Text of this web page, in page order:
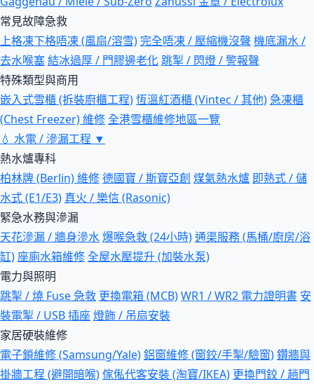
常見故障急救
上格凍下格唔凍 (風扇/溶雪)完全唔凍 / 壓縮機沒聲 機底漏水 /
去水喉塞結冰過厚 / 門膠邊老化跳掣 / 閃燈 / 警報聲
特殊類型與商用
嵌入式雪櫃 (拆裝廚櫃工程)恆溫紅酒櫃 (Vintec / 其他)急凍櫃
(Chest Freezer) 維修全港雪櫃維修地區一覽
💧 水電 / 滲漏工程 ▼
熱水爐專科
柏林牌 (Berlin) 維修德國寶 / 斯寶亞創 煤氣熱水爐 即熱式 / 儲
水式 (E1/E3) 真火 / 樂信 (Rasonic)
緊急水務與滲漏
天花滲漏 / 牆身滲水爆喉急救 (24小時)通渠服務 (馬桶/廚房/浴
缸) 座廁水箱維修全屋水壓提升 (加裝水泵)
電力與照明
跳掣 / 燒 Fuse 急救 更換電箱 (MCB)WR1 / WR2 電力證明書 安
裝電掣 / USB 插座燈飾 / 吊扇安裝
家居硬裝維修
電子鎖維修 (Samsung/Yale)鋁窗維修 (窗鉸/手掣/驗窗)鑽牆與
掛牆工程 (避開暗喉)傢俬代客安裝 (淘寶/IKEA) 更換門鉸 / 趟門